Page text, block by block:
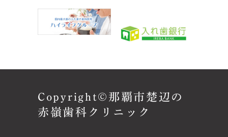
Copyright©那覇市楚辺の
赤嶺歯科クリニック